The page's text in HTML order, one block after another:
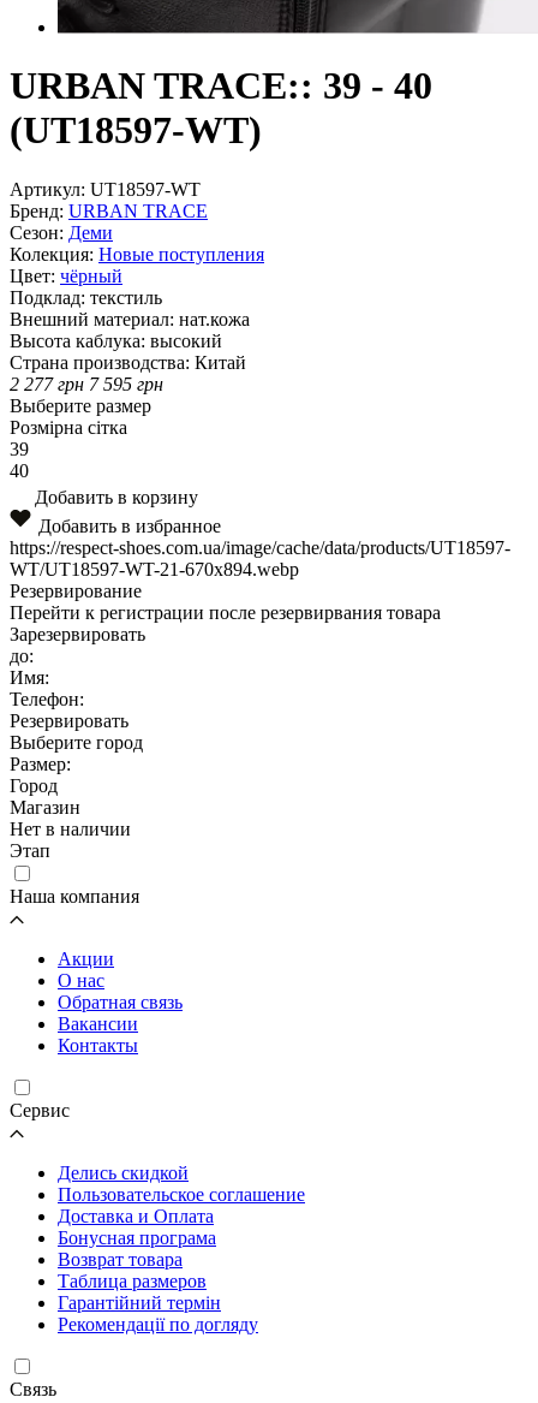
URBAN TRACE:: 39 - 40
(UT18597-WT)
Артикул: UT18597-WT
Бренд: URBAN TRACE
Сезон: Деми
Колекция: Новые поступления
Цвет: чёрный
Подклад: текстиль
Внешний материал: нат.кожа
Высота каблука: высокий
Страна производства: Китай
2 277грн 7 595 грн
Выберите размер
Розмірна сітка
39
40
Добавить в корзину
Добавить в избранное
https://respect-shoes.com.ua/image/cache/data/products/UT18597-
WT/UT18597-WT-21-670x894.webp
Резервирование
Перейти к регистрации после резервирвания товара
Зарезервировать
до:
Имя:
Телефон:
Резервировать
Выберите город
Размер:
Город
Магазин
Нет в наличии
Этап
Наша компания
Акции
О нас
Обратная связь
Вакансии
Контакты
Cервис
Делись скидкой
Пользовательское соглашение
Доставка и Оплата
Бонусная програма
Возврат товара
Таблица размеров
Гарантійний термін
Рекомендації по догляду
Связь